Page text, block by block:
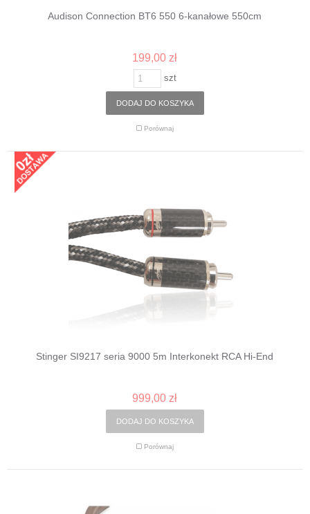
Audison Connection BT6 550 6-kanałowe 550cm
199,00 zł
szt
DODAJ DO KOSZYKA
Porównaj
Stinger SI9217 seria 9000 5m Interkonekt RCA Hi-End
999,00 zł
DODAJ DO KOSZYKA
Porównaj